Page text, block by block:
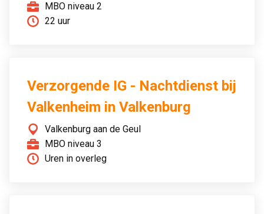
MBO niveau 2
22 uur
Verzorgende IG - Nachtdienst bij
Valkenheim in Valkenburg
Valkenburg aan de Geul
MBO niveau 3
Uren in overleg